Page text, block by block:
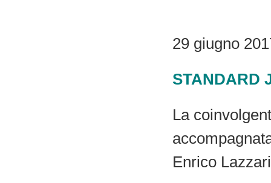
29 giugno
STANDARD
La
Enrico